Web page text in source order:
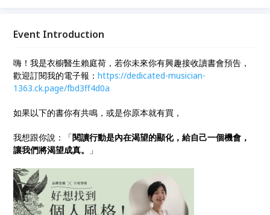
捨離》、《時尚斷捨離》 ・STEP6【定型】解析「角
Event Introduction
嗨！我是衣櫥醫生賴庭荷，若你未來你有興趣接收讀書會預告，
歡迎訂閱我的電子報：https://dedicated-musician-
1363.ck.page/fbd3ff4d0a
如果以下的書你有共鳴，或是你原本就有買，
我想跟你說：「閱讀行動是內在渴望的顯化，給自己一個機會，
讓我們將渴望成真。
」